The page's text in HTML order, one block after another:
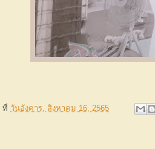
ที่ วันอังคาร, สิงหาคม 16, 2565